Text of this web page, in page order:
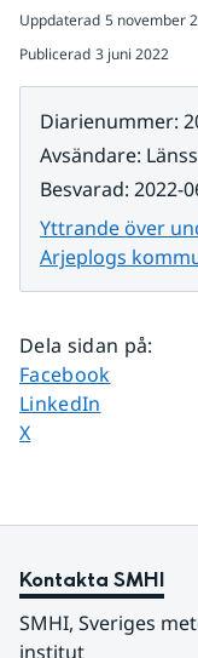
Uppdaterad 5 november
Publicerad 3 juni 2022
Diarienummer:
Avsändare:
Besvarad: 2022-
Yttrande över
Arjeplogs
Dela sidan på:
Dela sidan på
Facebook
Dela sidan på
LinkedIn
Dela sidan på
X
Kontakta SMHI
SMHI, Sveriges
institut